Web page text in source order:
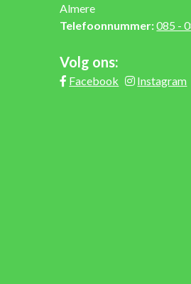
Almere
Telefoonnummer:085 -
Volg ons:
Facebook Instagram